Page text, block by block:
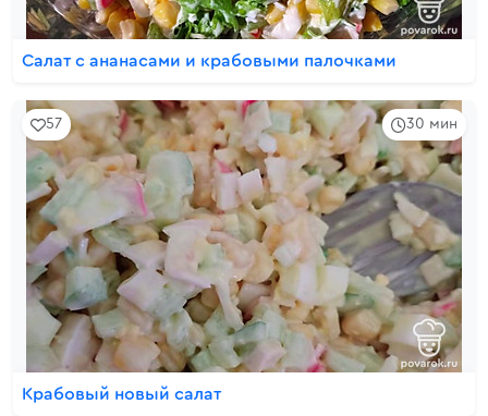
Салат с ананасами и крабовыми палочками
30 мин
57
Крабовый новый салат